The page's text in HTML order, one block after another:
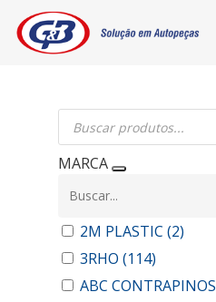
Pesquisar
produtos
MARCA
2M PLASTIC (2)
3RHO (114)
ABC CONTRAPINOS